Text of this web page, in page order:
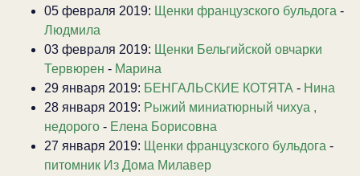
05 февраля 2019: Щенки французского бульдога -
Людмила
03 февраля 2019: Щенки Бельгийской овчарки
Тервюрен - Марина
29 января 2019: БЕНГАЛЬСКИЕ КОТЯТА - Нина
28 января 2019: Рыжий миниатюрный чихуа ,
недорого - Елена Борисовна
27 января 2019: Щенки французского бульдога -
питомник Из Дома Милавер